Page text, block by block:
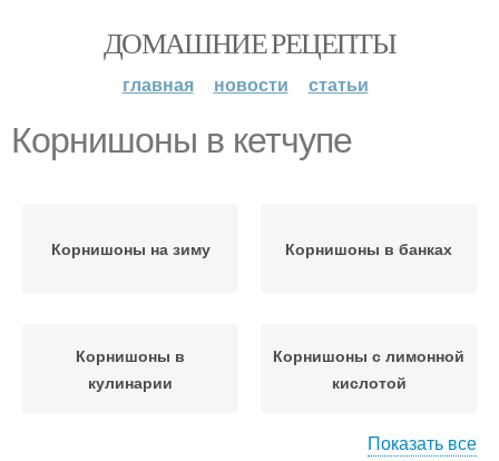
ДОМАШНИЕ РЕЦЕПТЫ
главная новости статьи
Корнишоны в кетчупе
Корнишоны на зиму Корнишоны в банках
Корнишоны в
кулинарии
Корнишоны с лимонной
кислотой
Показать все